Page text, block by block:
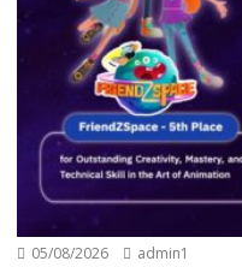
05/08/2026 admin1